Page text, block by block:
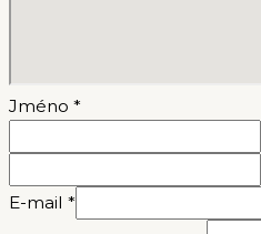
Jméno *
E-mail *